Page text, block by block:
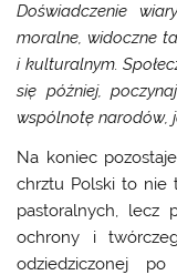
Doświadczenie
moralne, widoczne
i kulturalnym.
się później,
wspólnotę narodów,
Na koniec
chrztu Polski to nie
pastoralnych, lecz
ochrony i
odziedziczonej po